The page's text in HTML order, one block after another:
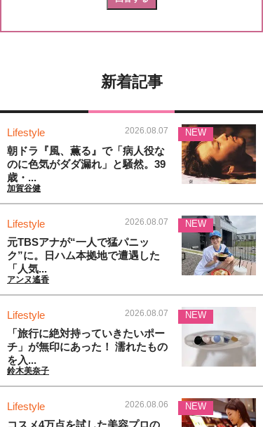
新着記事
Lifestyle 2026.08.07
朝ドラ『風、薫る』で「病人役な
のに色気がダダ漏れ」と騒然。39
歳・...
加賀谷健
NEW
Lifestyle 2026.08.07
元TBSアナが“一人で猛パニッ
ク”に。日ハム本拠地で遭遇した
「人気...
アンヌ遙香
NEW
Lifestyle 2026.08.07
「旅行に絶対持っていきたいポー
チ」が無印にあった！ 濡れたもの
を入...
鈴木美奈子
NEW
Lifestyle 2026.08.06 NEW